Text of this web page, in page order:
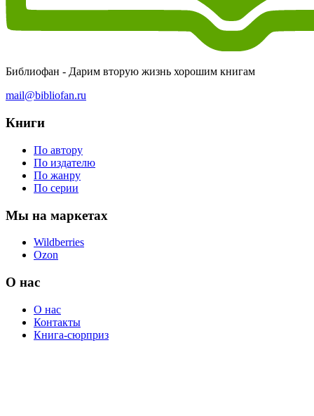
Библиофан - Дарим вторую жизнь хорошим книгам
mail@bibliofan.ru
Книги
По автору
По издателю
По жанру
По серии
Мы на маркетах
Wildberries
Ozon
О нас
О нас
Контакты
Книга-сюрприз